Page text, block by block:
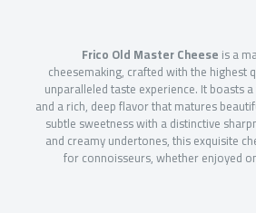
Frico Old Master Cheese is a
cheesemaking, crafted with the highest
unparalleled taste experience. It boasts
and a rich, deep flavor that matures
subtle sweetness with a distinctive
and creamy undertones, this exquisite
for connoisseurs, whether enjoyed